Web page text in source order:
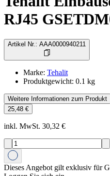
RJ45
Artikel Nr. : AAA0000940211
Marke: Tehalit
Produktgewicht: 0.1 kg
Weitere Informationen zum Produkt
25,48 €
inkl. MwSt. 30,32 €
Dieses Angebot gilt exklusiv für